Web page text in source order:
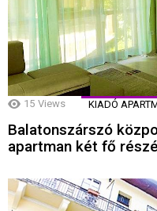
15 Views KIADÓ
Balatonszárszó
apartman két fő